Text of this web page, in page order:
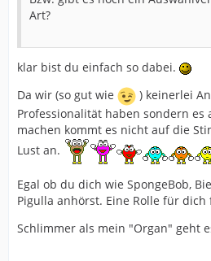
Art?
klar bist du einfach so dabei.
Da wir (so gut wie
) keinerlei
Professionalität haben sondern es
machen kommt es nicht auf die
Lust an.
Egal ob du dich wie SpongeBob,
Pigulla anhörst. Eine Rolle für
Schlimmer als mein "Organ" geht